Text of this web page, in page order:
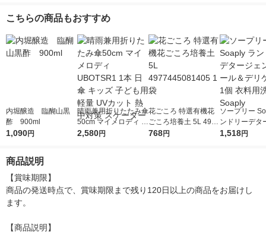
こちらの商品もおすすめ
内堀醸造 臨醐山黒
酢 900ml
1,090円
晴雨兼用折りたたみ傘
50cm マイメロディ U
BOTSR1 1本 日傘 キ
2,580円
花ごころ 特選有機花
ごころ培養土 5L 4977
445081405 1袋
768円
ソープリー
ンドリーデタ
ト ウール＆
1,518円
商品説明
【賞味期限】
商品の発送時点で、賞味期限まで残り120日以上の商品をお届けし
ます。
【商品説明】